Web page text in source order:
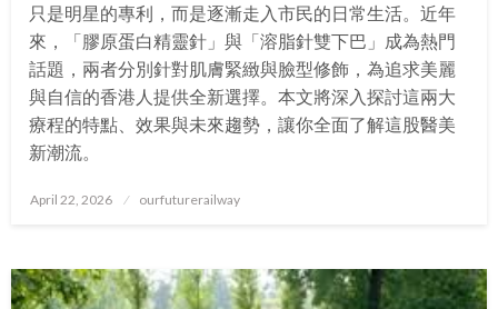
只是明星的專利，而是逐漸走入市民的日常生活。近年
來，「膠原蛋白精靈針」與「溶脂針雙下巴」成為熱門
話題，兩者分別針對肌膚緊緻與臉型修飾，為追求美麗
與自信的香港人提供全新選擇。本文將深入探討這兩大
療程的特點、效果與未來趨勢，讓你全面了解這股醫美
新潮流。
Posted
April 22, 2026 ourfuturerailway